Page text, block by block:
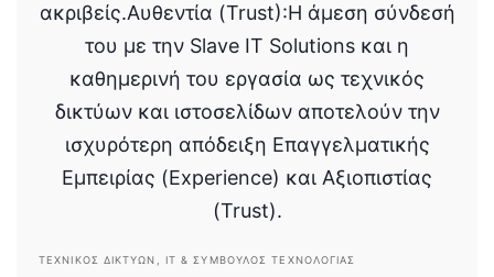
ακριβείς.Αυθεντία (Trust):Η άμεση σύνδεσή
του με την Slave IT Solutions και η
καθημερινή του εργασία ως τεχνικός
δικτύων και ιστοσελίδων αποτελούν την
ισχυρότερη απόδειξη Επαγγελματικής
Εμπειρίας (Experience) και Αξιοπιστίας
(Trust).
ΤΕΧΝΙΚΌΣ ΔΙΚΤΎΩΝ, IT & ΣΎΜΒΟΥΛΟΣ ΤΕΧΝΟΛΟΓΊΑΣ